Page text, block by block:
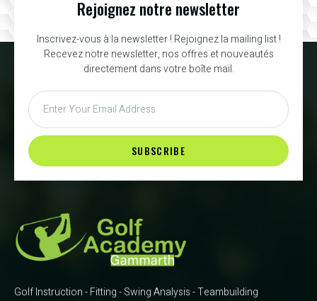
Rejoignez notre newsletter
Inscrivez-vous à la newsletter ! Rejoignez la mailing list !
Recevez notre newsletter, nos offres et nouveautés
directement dans votre boîte mail.
SUBSCRIBE
Golf Instruction - Fitting - Swing Analysis - Teambuilding